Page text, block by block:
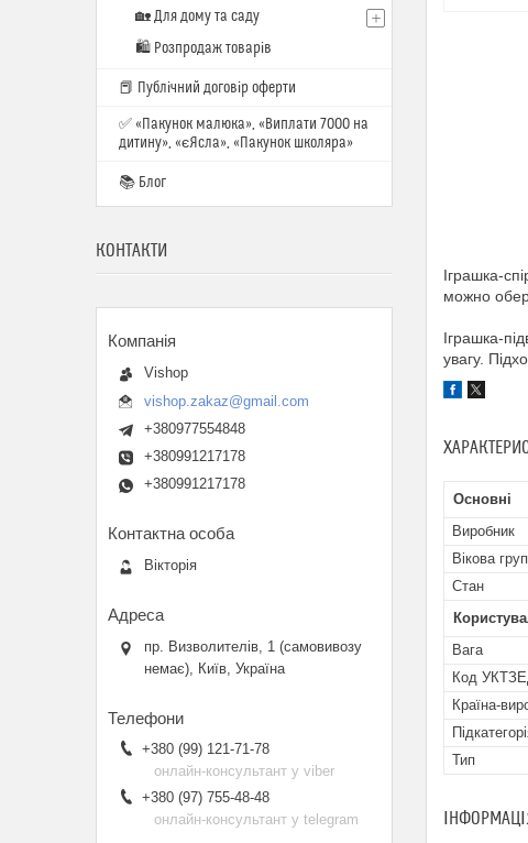
Іграшка-
можно
Іграшка-
увагу.
Основні
Виробник
Вікова
Стан
Вага
Код
Країна-
Тип
🏡 Для дому та саду
🛍 Розпродаж товарів
📕 Публічний договір оферти
✅ «Пакунок малюка», «Виплати 7000 на
дитину», «єЯсла», «Пакунок школяра»
📚 Блог
КОНТАКТИ
Vishop
vishop.zakaz@gmail.com
+380977554848
+380991217178
+380991217178
Вікторія
пр. Визволителів, 1 (самовивозу
немає), Київ, Україна
+380 (99) 121-71-78
онлайн-консультант у viber
+380 (97) 755-48-48
онлайн-консультант у telegram